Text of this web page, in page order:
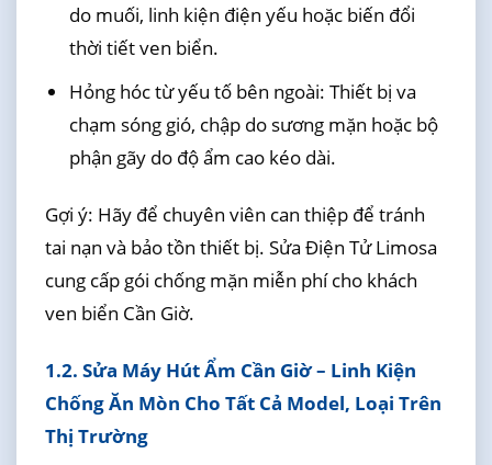
do muối, linh kiện điện yếu hoặc biến đổi
thời tiết ven biển.
Hỏng hóc từ yếu tố bên ngoài: Thiết bị va
chạm sóng gió, chập do sương mặn hoặc bộ
phận gãy do độ ẩm cao kéo dài.
Gợi ý: Hãy để chuyên viên can thiệp để tránh
tai nạn và bảo tồn thiết bị. Sửa Điện Tử Limosa
cung cấp gói chống mặn miễn phí cho khách
ven biển Cần Giờ.
1.2. Sửa Máy Hút Ẩm Cần Giờ – Linh Kiện
Chống Ăn Mòn Cho Tất Cả Model, Loại Trên
Thị Trường